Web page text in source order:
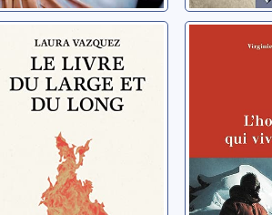
Le livre du large
et du long
Vazquez, Laura
docteur
Troussier,